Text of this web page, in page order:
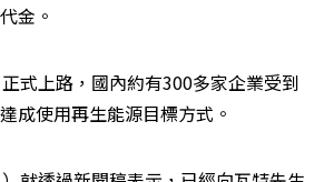
金。
式上路，國內約有300多家企業受到
成使用再生能源目標方式。